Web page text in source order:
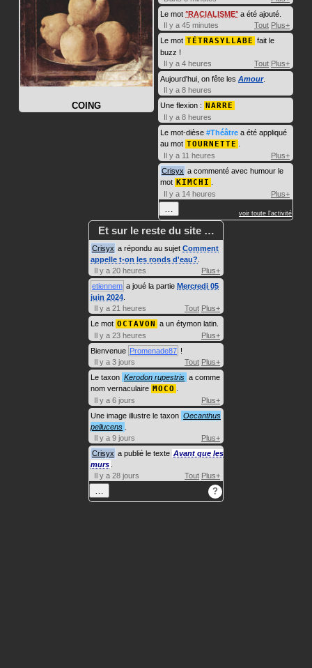
COING
Le mot RACIALISME a été ajouté.
Il y a 45 minutes
Tout Plus+
Le mot TÉTRASYLLABE fait le
buzz !
Il y a 4 heures
Tout Plus+
Aujourd'hui, on fête les Amour.
Il y a 8 heures
Une flexion : NARRE
Il y a 8 heures
Le mot-dièse #Théâtre a été appliqué
au mot TOURNETTE
Il y a 11 heures
Plus+
Crisyx a commenté avec humour le
mot KIMCHI
Il y a 14 heures
Plus+
voir toute l'activité
Et sur le reste du site …
Crisyx a répondu au sujet Comment
appelle t-on les ronds d'eau?
Il y a 20 heures
Plus+
etiennem a joué la partie Mercredi 05
juin 2024
Il y a 21 heures
Tout Plus+
Le mot OCTAVON a un étymon latin.
Il y a 23 heures
Plus+
Bienvenue Promenade87 !
Il y a 3 jours
Tout Plus+
Le taxon Kerodon rupestris a comme
nom vernaculaire MOCO
Il y a 6 jours
Plus+
Une image illustre le taxon Oecanthus
pellucens
Il y a 9 jours
Plus+
Crisyx a publié le texte Avant que les
murs
Il y a 28 jours
Tout Plus+
?